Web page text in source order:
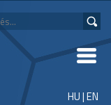
HU|EN